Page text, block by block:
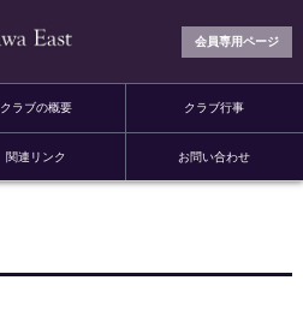
会員専用ページ
クラブの概要 クラブ行事
関連リンク お問い合わせ